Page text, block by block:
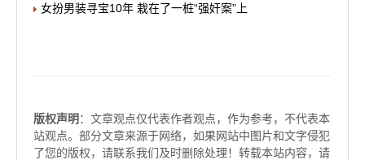
女扮男装寻宝10年 栽在了一桩“强奸案”上
版权声明 ：文章观点仅代表作者观点，作为参考，不代表本
站观点。部分文章来源于网络，如果网站中图片和文字侵犯
了您的版权，请联系我们及时删除处理！转载本站内容，请